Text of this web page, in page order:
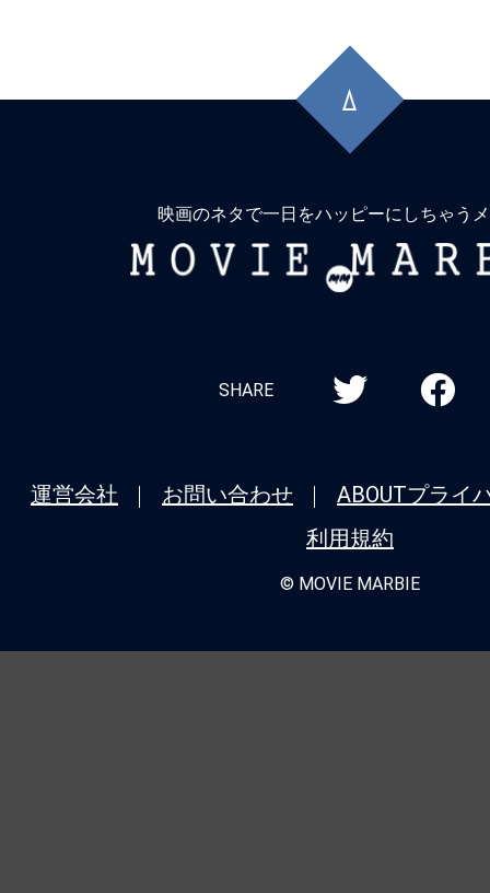
頭
に
映画のネタで一日をハッピーにしちゃう
MOVIE
SHARE
運営会社 お問い合わせ ABOUTプライ
利用規約
© MOVIE MARBIE